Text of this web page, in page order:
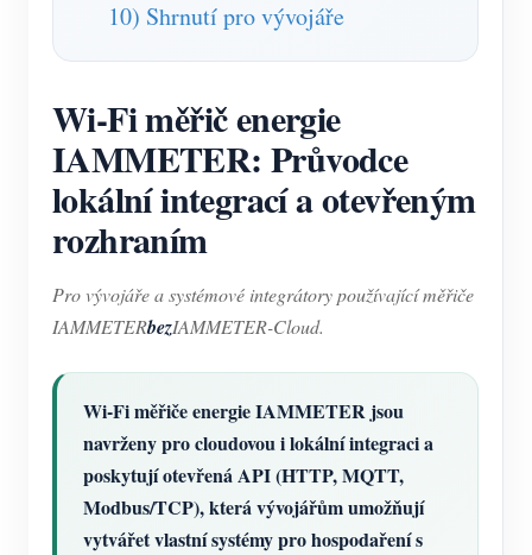
10) Shrnutí pro vývojáře
Wi-Fi měřič energie
IAMMETER: Průvodce
lokální integrací a otevřeným
rozhraním
Pro vývojáře a systémové integrátory používající měřiče
IAMMETERbezIAMMETER-Cloud.
Wi-Fi měřiče energie IAMMETER jsou
navrženy pro cloudovou i lokální integraci a
poskytují otevřená API (HTTP, MQTT,
Modbus/TCP), která vývojářům umožňují
vytvářet vlastní systémy pro hospodaření s